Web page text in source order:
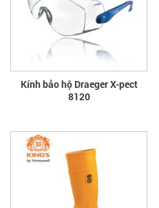
Kính bảo hộ Draeger X-pect
8120